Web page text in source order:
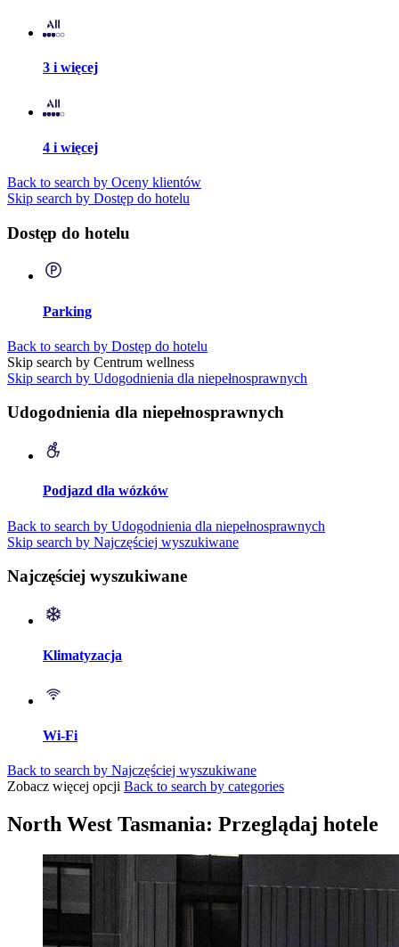
3 i więcej
4 i więcej
Back to search by Oceny klientów
Skip search by Dostęp do hotelu
Dostęp do hotelu
Parking
Back to search by Dostęp do hotelu
Skip search by Centrum wellness
Skip search by Udogodnienia dla niepełnosprawnych
Udogodnienia dla niepełnosprawnych
Podjazd dla wózków
Back to search by Udogodnienia dla niepełnosprawnych
Skip search by Najczęściej wyszukiwane
Najczęściej wyszukiwane
Klimatyzacja
Wi-Fi
Back to search by Najczęściej wyszukiwane
Zobacz więcej opcji Back to search by categories
North West Tasmania: Przeglądaj hotele